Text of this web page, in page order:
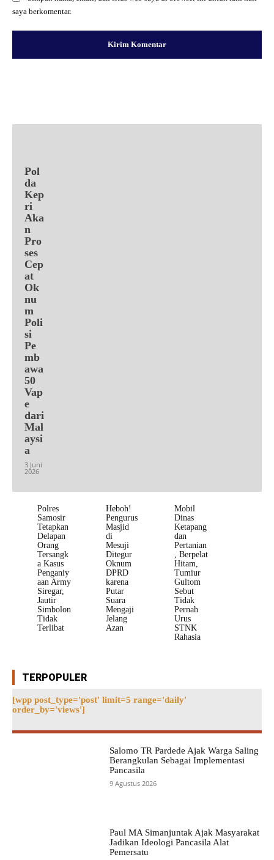
saya berkomentar.
Pol
da
Kep
ri
Aka
n
Pro
ses
Cep
at
Ok
nu
m
Poli
si
Pe
mb
awa
50
Vap
e
dari
Mal
aysi
a
3 Juni
2026
Polres
Samosir
Tetapkan
Delapan
Orang
Tersangk
a Kasus
Penganiy
aan Army
Siregar,
Jautir
Simbolon
Tidak
Terlibat
Heboh!
Pengurus
Masjid
di
Mesuji
Ditegur
Oknum
DPRD
karena
Putar
Suara
Mengaji
Jelang
Azan
Mobil
Dinas
Ketapang
dan
Pertanian
, Berpelat
Hitam,
Tumiur
Gultom
Sebut
Tidak
Pernah
Urus
STNK
Rahasia
TERPOPULER
[wpp post_type='post' limit=5 range='daily'
order_by='views']
Salomo TR Pardede Ajak Warga Saling
Berangkulan Sebagai Implementasi
Pancasila
9 Agustus 2026
Paul MA Simanjuntak Ajak Masyarakat
Jadikan Ideologi Pancasila Alat
Pemersatu